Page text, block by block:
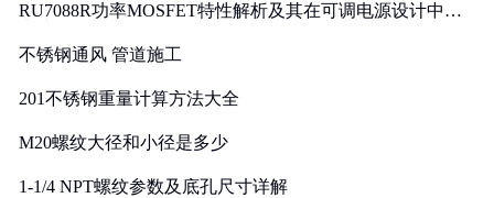
RU7088R功率MOSFET特性解析及其在可调电源设计中的
不锈钢通风 管道施工
201不锈钢重量计算方法大全
M20螺纹大径和小径是多少
1-1/4 NPT螺纹参数及底孔尺寸详解